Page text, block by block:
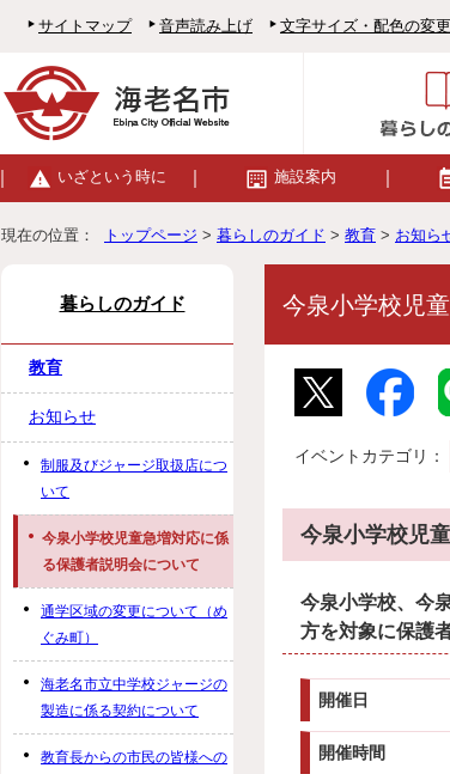
サイトマップ 音声読み上げ 文字サイズ・配色の変更
いざという時に 施設案内
現在の位置： トップページ > 暮らしのガイド > 教育 > お知ら
今泉小学校児
イベントカテゴリ：
今泉小学校児
今泉小学校、今
方を対象に保護
開催日
開催時間
暮らしのガイド
教育
お知らせ
制服及びジャージ取扱店につ
いて
今泉小学校児童急増対応に係
る保護者説明会について
通学区域の変更について（め
ぐみ町）
海老名市立中学校ジャージの
製造に係る契約について
教育長からの市民の皆様への